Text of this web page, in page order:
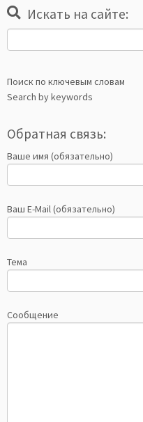
Искать на сайте:
Поиск по ключевым словам
Search by keywords
Обратная связь:
Ваше имя (обязательно)
Ваш E-Mail (обязательно)
Тема
Сообщение